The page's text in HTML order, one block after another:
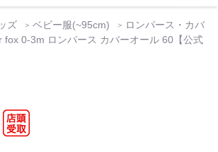
ズ ベビー服(~95cm)
ロンパース・カバ
fox 0-3m ロンパース カバーオール 60【公式